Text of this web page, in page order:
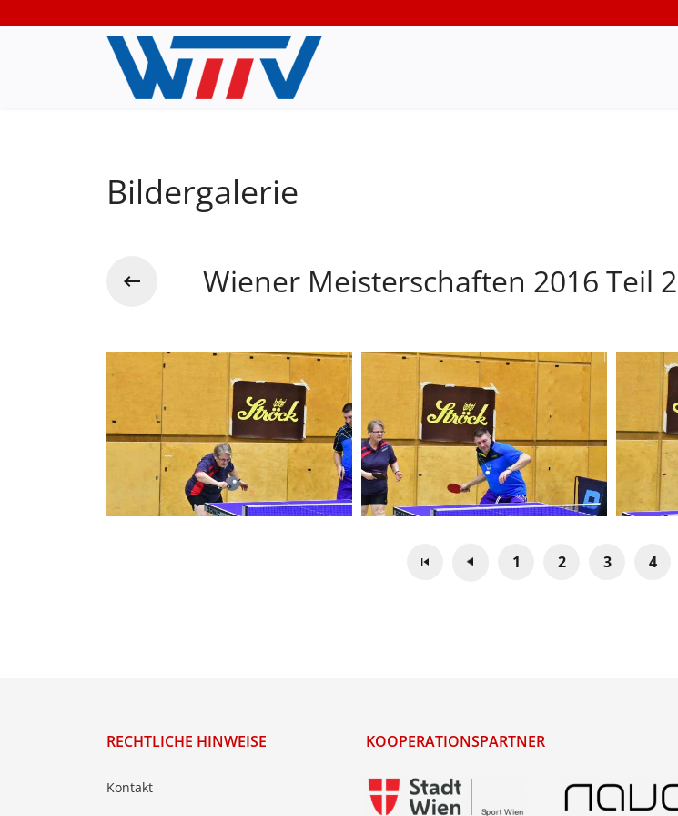
Bildergalerie
Wiener Meisterschaften 2016 Teil 2
1 2 3 4
RECHTLICHE HINWEISE
Kontakt
KOOPERATIONSPARTNER